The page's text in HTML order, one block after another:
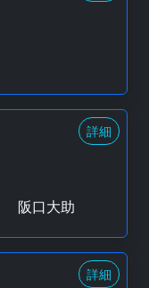
詳細
阪口大助
詳細